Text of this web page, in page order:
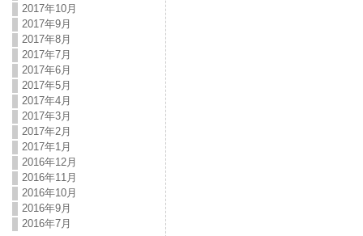
2017年10月
2017年9月
2017年8月
2017年7月
2017年6月
2017年5月
2017年4月
2017年3月
2017年2月
2017年1月
2016年12月
2016年11月
2016年10月
2016年9月
2016年7月